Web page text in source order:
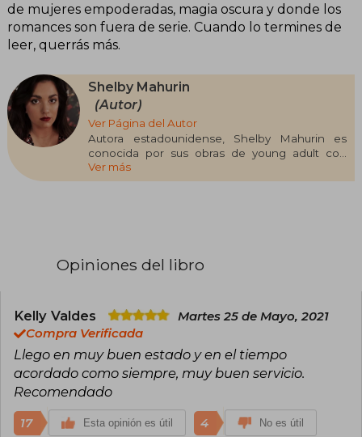
de mujeres empoderadas, magia oscura y donde los
romances son fuera de serie. Cuando lo termines de
leer, querrás más.
Shelby Mahurin
(Autor)
Ver Página del Autor
Autora estadounidense, Shelby Mahurin es
conocida por sus obras de young adult con
tintes de fantasía. Creció en una pequeña
granja de Indiana y fue allí donde cultivó su gran
Dames Blanches, unas criaturas a veces brujas,
trama y los personajes de sus novelas.
Asesino de brujas. La bruja blanca, con la que
Mahurin llegó a ocupar la segunda posición en
la lista de bestsellers del New York Times. Más
adelante se publicarían la segunda y tercera
parte, y se traducirían a otros idiomas como el
español.
Ver más
Opiniones del libro
Kelly Valdes
Martes 25 de Mayo, 2021
Compra Verificada
Llego en muy buen estado y en el tiempo
acordado como siempre, muy buen servicio.
Recomendado
17 Esta opinión es útil 4 No es útil